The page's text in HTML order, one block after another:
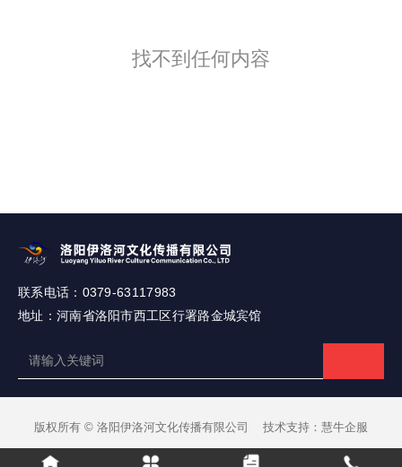
找不到任何内容
联系电话：0379-63117983
地址：河南省洛阳市西工区行署路金城宾馆
版权所有 © 洛阳伊洛河文化传播有限公司 技术支持：慧牛企服